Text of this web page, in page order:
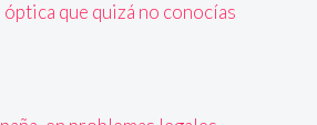
que quizá no conocías